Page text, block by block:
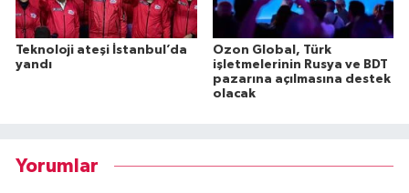
Teknoloji ateşi İstanbul’da
yandı
Ozon Global, Türk
işletmelerinin Rusya ve BDT
pazarına açılmasına destek
olacak
Yorumlar